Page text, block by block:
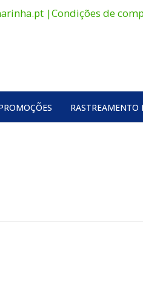
|Condições de
RASTREAMENTO